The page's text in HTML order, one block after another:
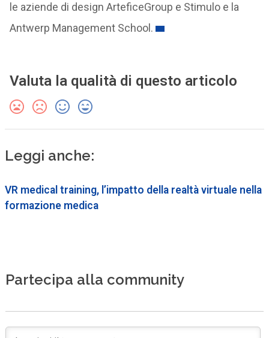
le aziende di design ArteficeGroup e Stimulo e la
Antwerp Management School.
Valuta la qualità di questo articolo
Leggi anche:
VR medical training, l’impatto della realtà virtuale nella
formazione medica
Partecipa alla community